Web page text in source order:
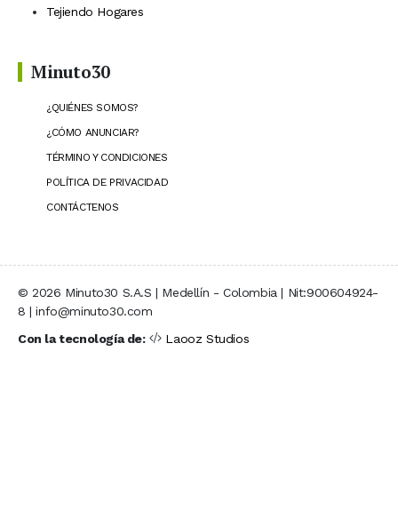
Tejiendo Hogares
Minuto30
¿QUIÉNES SOMOS?
¿CÓMO ANUNCIAR?
TÉRMINO Y CONDICIONES
POLÍTICA DE PRIVACIDAD
CONTÁCTENOS
© 2026 Minuto30 S.A.S | Medellín - Colombia | Nit:900604924-
8 | info@minuto30.com
Con la tecnología de:
Laooz Studios